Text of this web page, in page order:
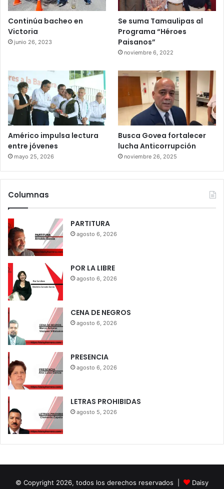
Continúa bacheo en
Victoria
junio 26, 2023
Se suma Tamaulipas al
Programa “Héroes
Paisanos”
noviembre 6, 2022
Américo impulsa lectura
entre jóvenes
mayo 25, 2026
Busca Govea fortalecer
lucha Anticorrupción
noviembre 26, 2025
Columnas
PARTITURA
agosto 6, 2026
POR LA LIBRE
agosto 6, 2026
CENA DE NEGROS
agosto 6, 2026
PRESENCIA
agosto 6, 2026
LETRAS PROHIBIDAS
agosto 5, 2026
© Copyright 2026, todos los derechos reservados | Daisy